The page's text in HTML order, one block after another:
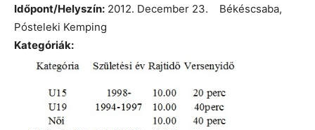
Időpont/Helyszín: 2012. December 23. Békéscsaba,
Pósteleki Kemping
Kategóriák: